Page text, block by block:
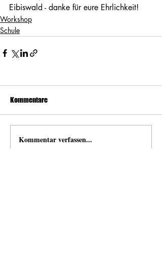
Eibiswald - danke für eure Ehrlichkeit!
Workshop
Schule
Kommentare
Kommentar verfassen...